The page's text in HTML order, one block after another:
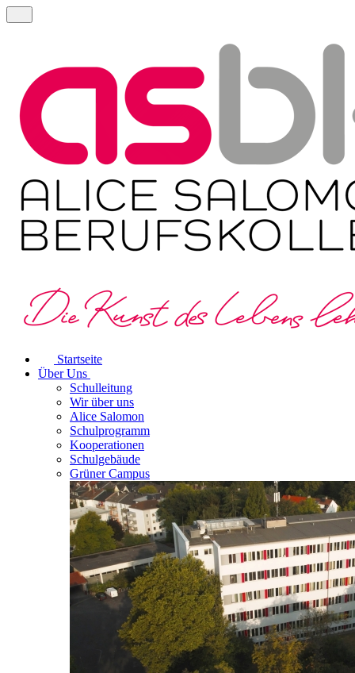
Startseite
Über Uns
Schulleitung
Wir über uns
Alice Salomon
Schulprogramm
Kooperationen
Schulgebäude
Grüner Campus